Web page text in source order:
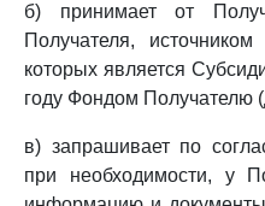
б) принимает от
Получателя,
которых является
году Фондом Получателю
в) запрашивает по
при необходимости, у